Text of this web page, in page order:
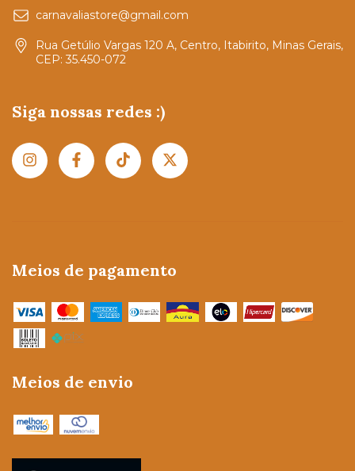
carnavaliastore@gmail.com
Rua Getúlio Vargas 120 A, Centro, Itabirito, Minas Gerais,
CEP: 35.450-072
Siga nossas redes :)
Meios de pagamento
Meios de envio